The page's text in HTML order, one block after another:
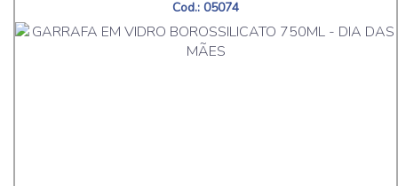
Cod.: 05074